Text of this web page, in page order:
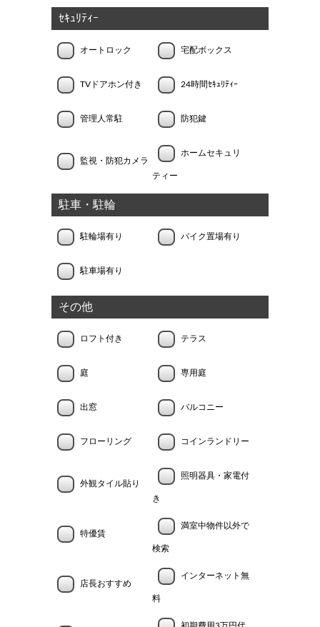
ｾｷｭﾘﾃｨｰ
オートロック 宅配ボックス
TVドアホン付き 24時間ｾｷｭﾘﾃｨｰ
管理人常駐 防犯鍵
監視・防犯カメラ
ホームセキュリ
ティー
駐車・駐輪
駐輪場有り バイク置場有り
駐車場有り
その他
ロフト付き テラス
庭 専用庭
出窓 バルコニー
フローリング コインランドリー
外観タイル貼り
照明器具・家電付
き
特優賃
満室中物件以外で
検索
店長おすすめ
インターネット無
料